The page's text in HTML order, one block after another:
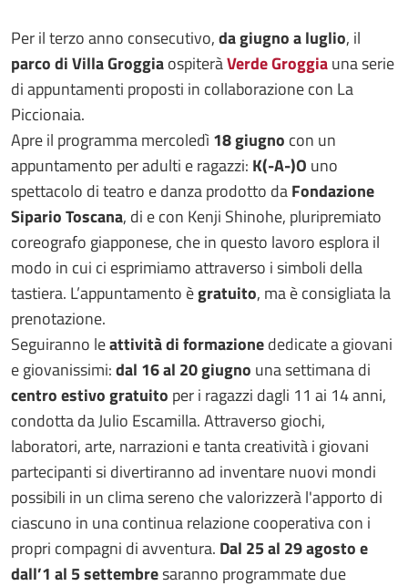
Per il terzo anno consecutivo,da giugno a luglio, il
parco di Villa GroggiaospiteràVerde Groggiauna serie
di appuntamenti proposti in collaborazione con La
Piccionaia.
Apre il programma mercoledì 18 giugno con un
appuntamento per adulti e ragazzi: K(-A-)O uno
spettacolo di teatro e danza prodotto daFondazione
Sipario Toscana, di e con Kenji Shinohe, pluripremiato
coreografo giapponese, che in questo lavoro esplora il
modo in cui ci esprimiamo attraverso i simboli della
tastiera. L’appuntamento ègratuito, ma è consigliata la
prenotazione.
Seguiranno leattività di formazionededicate a giovani
e giovanissimi:dal 16 al 20 giugno una settimana di
centro estivo gratuito per i ragazzi dagli 11 ai 14 anni,
condotta da Julio Escamilla. Attraverso giochi,
laboratori, arte, narrazioni e tanta creatività i giovani
partecipanti si divertiranno ad inventare nuovi mondi
possibili in un clima sereno che valorizzerà l'apporto di
ciascuno in una continua relazione cooperativa con i
propri compagni di avventura. Dal 25 al 29 agosto e
dall’1 al 5 settembresaranno programmate due